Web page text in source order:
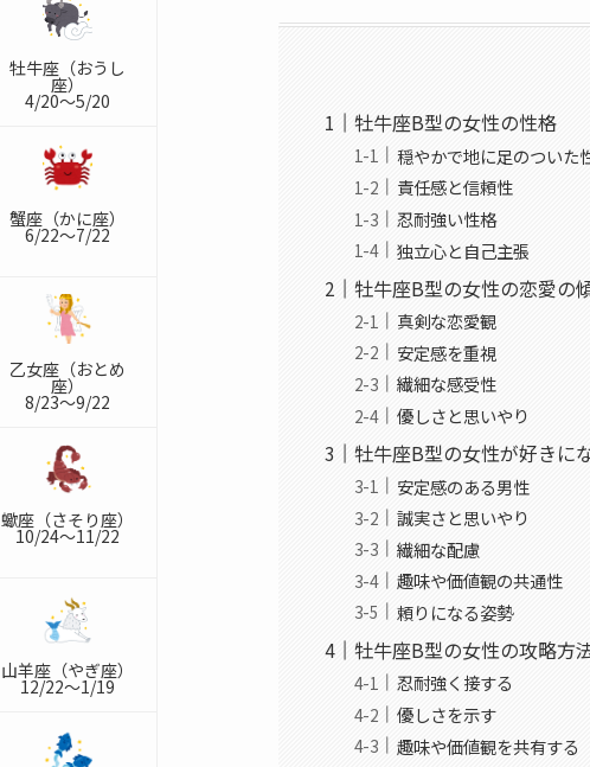
牡牛座B型の女性の性格
穏やかで地に足のついた
責任感と信頼性
忍耐強い性格
独立心と自己主張
牡牛座B型の女性の恋愛の
真剣な恋愛観
安定感を重視
繊細な感受性
優しさと思いやり
牡牛座B型の女性が好きに
安定感のある男性
誠実さと思いやり
繊細な配慮
趣味や価値観の共通性
頼りになる姿勢
牡牛座B型の女性の攻略方
忍耐強く接する
優しさを示す
趣味や価値観を共有する
牡牛座（おうし
座）
4/20～5/20
蟹座（かに座）
6/22～7/22
乙女座（おとめ
座）
8/23～9/22
蠍座（さそり座）
10/24～11/22
山羊座（やぎ座）
12/22～1/19